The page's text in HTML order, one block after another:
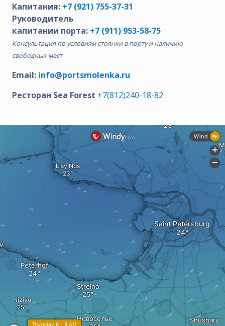
Капитания: +7 (921) 755-37-31
Руководитель
капитании порта: +7 (911) 953-58-75
Консультация по условиям стоянки в порту и наличию
свободных мест
Email: info@portsmolenka.ru
Ресторан Sea Forest +7(812)240-18-82